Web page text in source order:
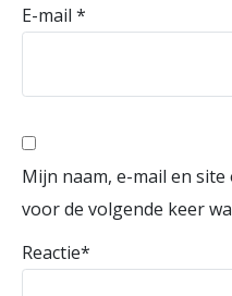
E-mail *
Mijn naam, e-mail en
voor de volgende keer
Reactie*